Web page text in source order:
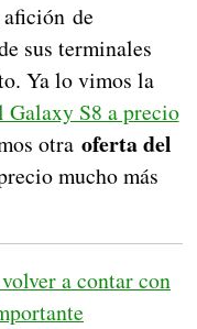
afición de
sus terminales
Ya lo vimos la
Galaxy S8 a precio
otra oferta del
mucho más
a contar con